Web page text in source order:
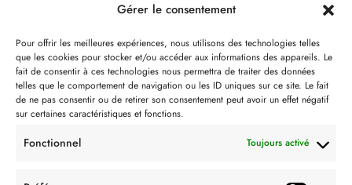
Gérer le consentement
Pour offrir les meilleures expériences, nous utilisons des technologies telles
que les cookies pour stocker et/ou accéder aux informations des appareils. Le
fait de consentir à ces technologies nous permettra de traiter des données
telles que le comportement de navigation ou les ID uniques sur ce site. Le fait
de ne pas consentir ou de retirer son consentement peut avoir un effet négatif
sur certaines caractéristiques et fonctions.
Fonctionnel Toujours activé
Notre philosophie
Contact
Partenaire de: